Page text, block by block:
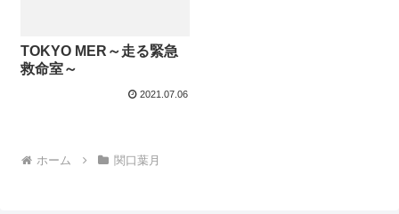
TOKYO MER～走る緊急
救命室～
2021.07.06
ホーム 関口葉月